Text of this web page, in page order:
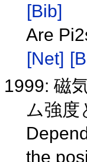
[Bib]
Are
[Net]
1999: 磁
ム強度
the